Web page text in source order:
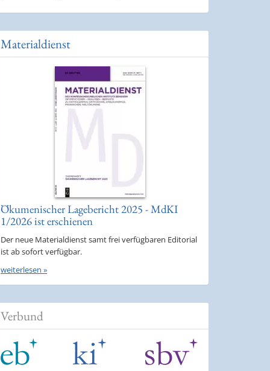
Materialdienst
Ökumenischer Lagebericht 2025 - MdKI
1/2026 ist erschienen
Der neue Materialdienst samt frei verfügbaren Editorial
ist ab sofort verfügbar.
weiterlesen »
Verbund